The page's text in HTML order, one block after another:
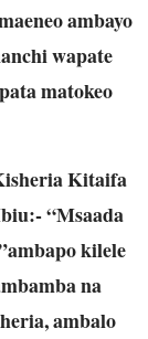
ambayo
wapate
matokeo
Kitaifa
“Msaada
kilele
na
ambalo